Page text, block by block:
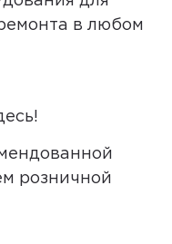
отличный
такой
в любом
розничной